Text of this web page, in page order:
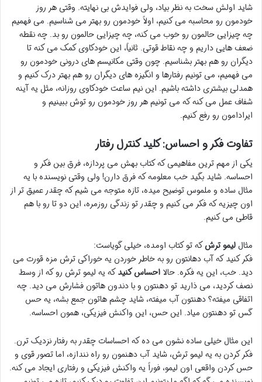
شاید اولش سخت به نظر بیاد، ولی فوایدش بی نهایته. وقتی هر روز
خودمون رو محاسبه می کنیم، اولاً خودمون رو بهتر می شناسیم. می فهمیم
چه چیزایی حالمون رو خوب می کنه، چه چیزایی حالمون رو بد. چه نقطه
ضعف هایی داریم و چه نقاط قوتی. ثانیاً، این خودکاوی کمک می کنه تا
دیگران رو هم بهتر بشناسیم. چون وقتی مکانیسم های درونی خودمون رو
می فهمیم، می تونیم رفتارها و انگیزه های دیگران رو هم بهتر درک کنیم و
همدلی بیشتری داشته باشیم. این نیم ساعت خودکاوی روزانه، مثل یه آینه
شفاف عمل می کنه که می تونیم هر روز خودمون رو توش ببینیم و
ایرادامون رو رفع کنیم.
تفاوت فکر و احساس: کلید کنترل رفتار
یکی از مهم ترین مفاهیمی که کتاب بهش می پردازه، فرق بین فکر و
احساسه. شاید بگید خب معلومه که فرق دارن! ولی وقتی نویسنده با یه
مثال ساده و ملموس توضیح میده، تازه متوجه می شیم که چقدر عمیق تر از
اون چیزیه که فکر می کنیم و چقدر تو زندگی روزمره، این دو تا رو با هم
قاطی می کنیم.
مثاللیمو ترشکه تو کتاب اومده، خیلی گویاست:
فکر کنید که آب دهانتون رو به خاطر خوردن یه خوراکی ترش مزه قورت می
دید. خب، این یه فکره. حالا احساس کنیدکه یه لیمو ترش رو که از وسط
نصف کردید، می ذارید تو دهنتون و با دندون هاتون فشارش می دید. چه
اتفاقی میفته؟ دهنتون آب میفته، شاید چشم هاتون جمع بشه، یه حس
گس تو دهنتون میاد. این حس، این واکنش فیزیکی، همون احساسه.
این مثال خیلی ساده نشون می ده که احساسات چقدر به رفتار نزدیک ترن.
فکر کردن به یه لیمو ترش، شاید آب دهنمون رو راه نندازه، اما تصور قوی و
حس کردن واقعی اون لیمو، فوراً یه واکنش فیزیکی و رفتاری ایجاد می کنه.